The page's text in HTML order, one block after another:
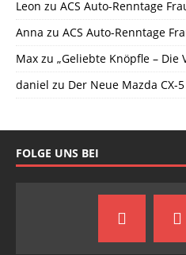
Leon zu ACS Auto-Renntage
Anna zu ACS Auto-Renntage
Max zu „Geliebte Knöpfle – Die
daniel zu Der Neue Mazda CX-5
FOLGE UNS BEI